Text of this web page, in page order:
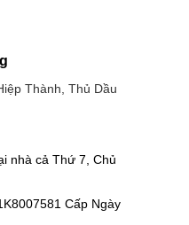
Thành, Thủ Dầu
nhà cả Thứ 7, Chủ
Cấp Ngày